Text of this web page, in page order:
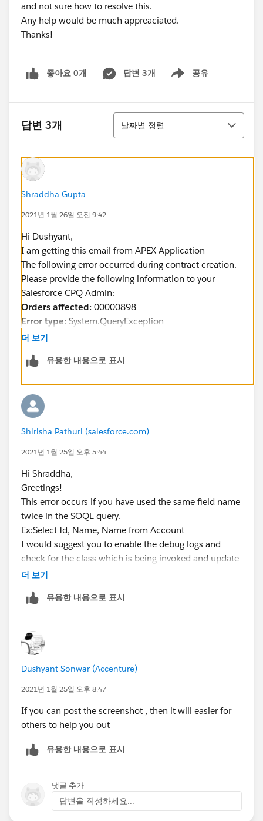
and not sure how to resolve this.
Any help would be much appreaciated.
Thanks!
좋아요 0개 답변 3개 공유
Show menu
답변 3개
정렬
날짜별 정렬
Shraddha Gupta
2021년 1월 26일 오전 9:42
Hi Dushyant,
I am getting this email from APEX Application-
The following error occurred during contract creation.
Please provide the following information to your
Salesforce CPQ Admin:
Orders affected: 00000898
Error type: System.QueryException
Reason for error:
Thanks!
더 보기
유용한 내용으로 표시
Shirisha Pathuri (salesforce.com)
2021년 1월 25일 오후 5:44
Hi Shraddha,
Greetings!
This error occurs if you have used the same field name
twice in the SOQL query.
Ex:Select Id, Name, Name from Account
I would suggest you to enable the debug logs and
check for the class which is being invoked and update
the SOQL query if it is custom one.
Managed package SBQQ then you can reach out to the
enabling the logs on Managed package namespace.
Kindly mark it as best answer if it helps so that it can
help others in the future.
Warm Regards,
Shirisha Pathuri
더 보기
유용한 내용으로 표시
Dushyant Sonwar (Accenture)
2021년 1월 25일 오후 8:47
If you can post the screenshot , then it will easier for
others to help you out
유용한 내용으로 표시
댓글 추가
답변을 작성하세요...